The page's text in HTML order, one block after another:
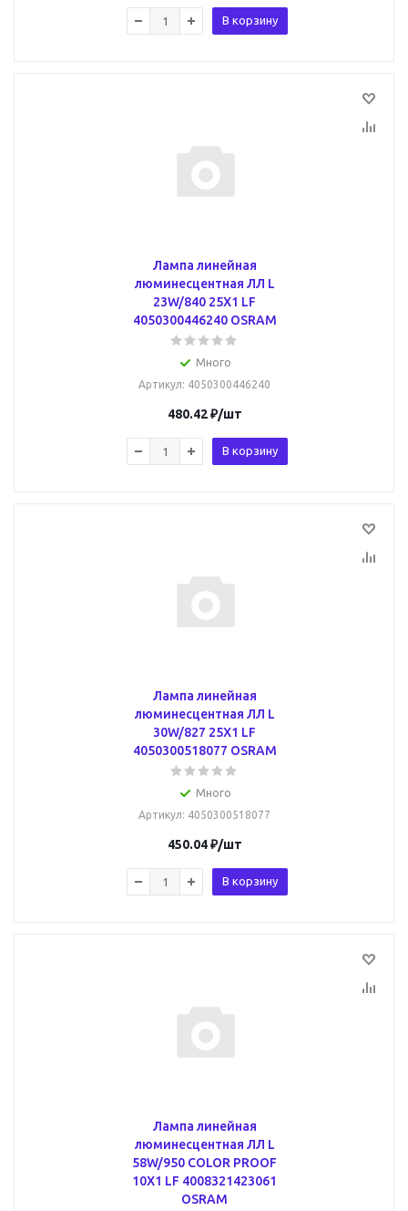
В корзину
Лампа линейная
люминесцентная ЛЛ L
23W/840 25X1 LF
4050300446240 OSRAM
Много
Артикул: 4050300446240
480.42₽/шт
В корзину
Лампа линейная
люминесцентная ЛЛ L
30W/827 25X1 LF
4050300518077 OSRAM
Много
Артикул: 4050300518077
450.04₽/шт
В корзину
Лампа линейная
люминесцентная ЛЛ L
58W/950 COLOR PROOF
10X1 LF 4008321423061
OSRAM